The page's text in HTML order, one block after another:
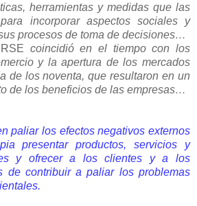
herramientas y medidas que las
incorporar aspectos sociales y
procesos de toma de decisiones…
RSE coincidió en el tiempo con los
y la apertura de los mercados
de los noventa, que resultaron en un
de los beneficios de las empresas…
paliar los efectos negativos externos
presentar productos, servicios y
y ofrecer a los clientes y a los
de contribuir a paliar los problemas